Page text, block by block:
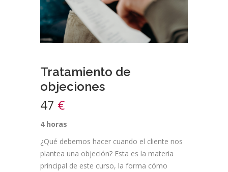
Tratamiento de
objeciones
47 €
4 horas
¿Qué debemos hacer cuando el cliente nos
plantea una objeción? Esta es la materia
principal de este curso, la forma cómo